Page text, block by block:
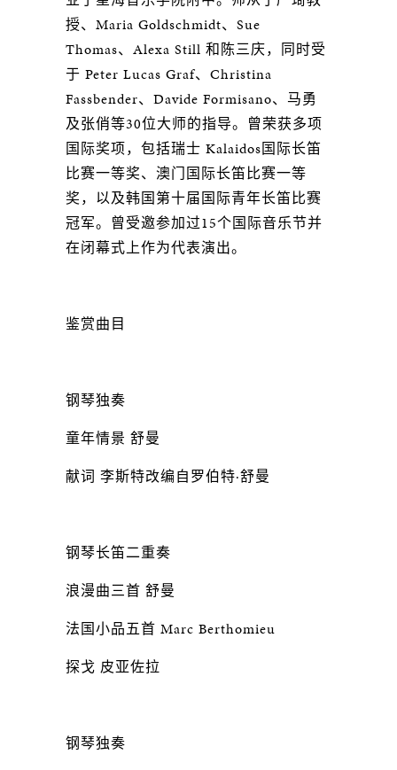
授、Maria Goldschmidt、Sue
Thomas、Alexa Still 和陈三庆，同时受
于 Peter Lucas Graf、Christina
Fassbender、Davide Formisano、马勇
及张俏等30位大师的指导。曾荣获多项
国际奖项，包括瑞士 Kalaidos国际长笛
比赛一等奖、澳门国际长笛比赛一等
奖，以及韩国第十届国际青年长笛比赛
冠军。曾受邀参加过15个国际音乐节并
在闭幕式上作为代表演出。
鉴赏曲目
钢琴独奏
童年情景 舒曼
献词 李斯特改编自罗伯特·舒曼
钢琴长笛二重奏
浪漫曲三首 舒曼
法国小品五首 Marc Berthomieu
探戈 皮亚佐拉
钢琴独奏